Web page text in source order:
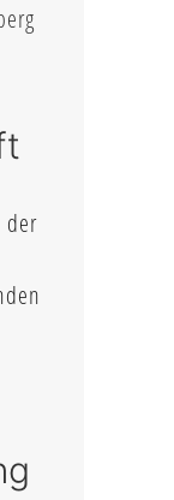
der